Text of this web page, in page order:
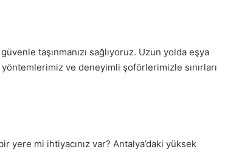
taşınmanızı sağlıyoruz. Uzun yolda eşya
ve deneyimli şoförlerimizle sınırları
yere mi ihtiyacınız var? Antalya’daki yüksek